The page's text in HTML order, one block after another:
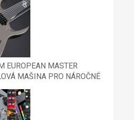
EUROPEAN MASTER
MAŠINA PRO NÁROČNÉ